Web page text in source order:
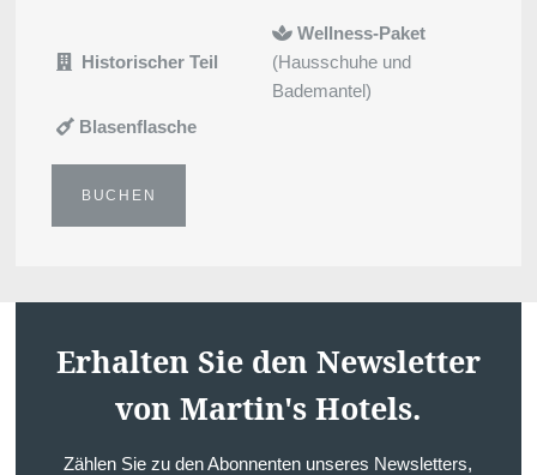
Historischer Teil
Wellness-Paket
(Hausschuhe und
Bademantel)
Blasenflasche
BUCHEN
Erhalten Sie den Newsletter
von Martin's Hotels.
Zählen Sie zu den Abonnenten unseres Newsletters,